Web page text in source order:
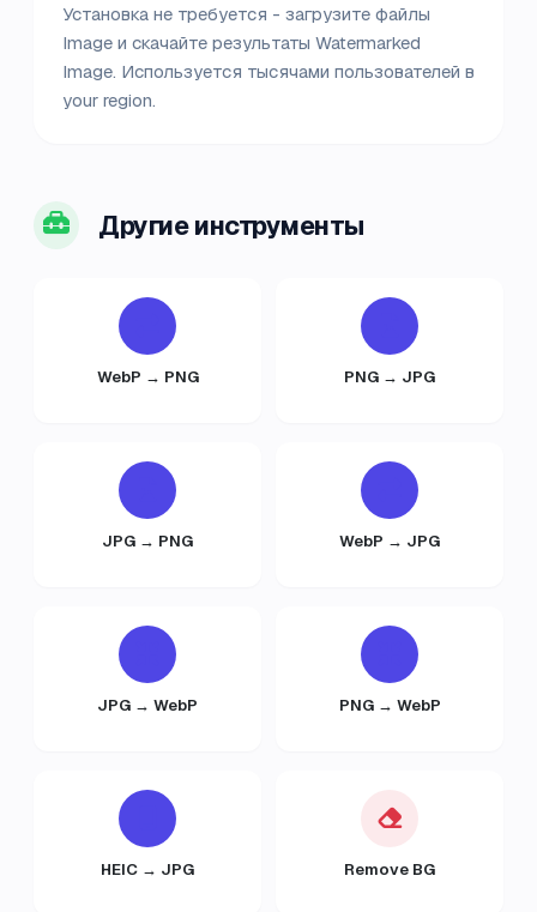
Установка не требуется - загрузите файлы
Image и скачайте результаты Watermarked
Image. Используется тысячами пользователей в
your region.
Другие инструменты
WebP → PNG PNG → JPG
JPG → PNG WebP → JPG
JPG → WebP PNG → WebP
HEIC → JPG Remove BG